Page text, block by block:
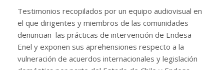
Testimonios recopilados por un equipo audiovisual en
el que dirigentes y miembros de las comunidades
denuncian las prácticas de intervención de Endesa
Enel y exponen sus aprehensiones respecto a la
vulneración de acuerdos internacionales y legislación